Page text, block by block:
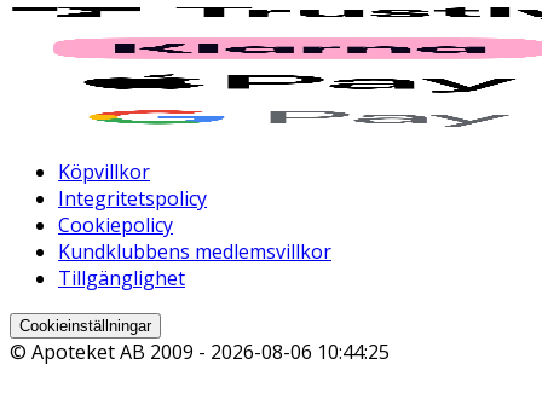
Köpvillkor
Integritetspolicy
Cookiepolicy
Kundklubbens medlemsvillkor
Tillgänglighet
Cookieinställningar
© Apoteket AB 2009 - 2026-08-06 10:44:25